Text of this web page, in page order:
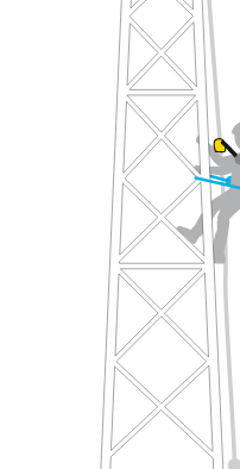
su actividad.
describimos aquí.